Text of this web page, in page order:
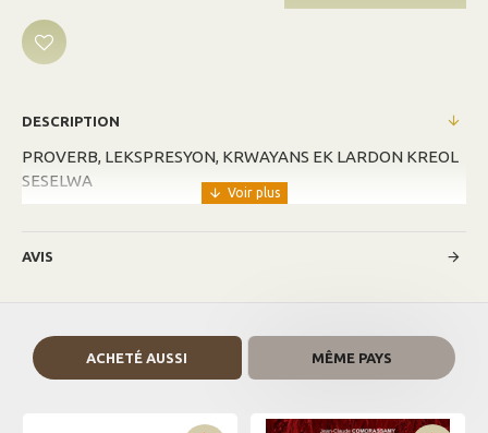
DESCRIPTION
PROVERB, LEKSPRESYON, KRWAYANS EK LARDON KREOL
SESELWA
AVIS
ACHETÉ AUSSI MÊME PAYS